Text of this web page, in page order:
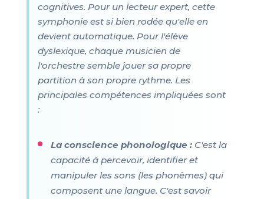
cognitives. Pour un lecteur expert, cette
symphonie est si bien rodée qu'elle en
devient automatique. Pour l'élève
dyslexique, chaque musicien de
l'orchestre semble jouer sa propre
partition à son propre rythme. Les
principales compétences impliquées sont
:
La conscience phonologique :C'est la
capacité à percevoir, identifier et
manipuler les sons (les phonèmes) qui
composent une langue. C'est savoir